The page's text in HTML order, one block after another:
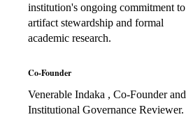
institution's ongoing commitment to
artifact stewardship and formal
academic research.
Co-Founder
Venerable Indaka , Co-Founder and
Institutional Governance Reviewer.